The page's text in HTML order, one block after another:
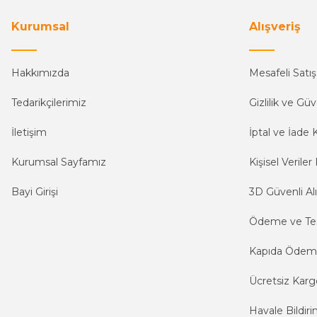
Kurumsal
Hakkımızda
Tedarikçilerimiz
İletişim
Kurumsal Sayfamız
Bayi Girişi
Alışveriş
Mesafeli
Gizlilik ve
İptal ve İade
Kişisel Veriler
3D Güvenli
Ödeme ve
Kapıda
Ücretsiz
Havale